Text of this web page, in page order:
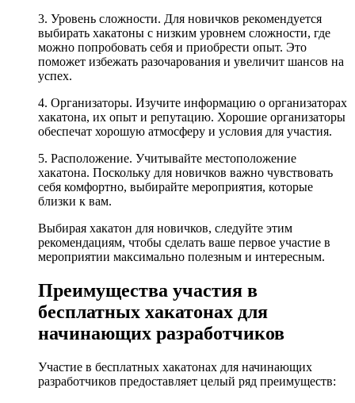
3. Уровень сложности. Для новичков рекомендуется
выбирать хакатоны с низким уровнем сложности, где
можно попробовать себя и приобрести опыт. Это
поможет избежать разочарования и увеличит шансов на
успех.
4. Организаторы. Изучите информацию о организаторах
хакатона, их опыт и репутацию. Хорошие организаторы
обеспечат хорошую атмосферу и условия для участия.
5. Расположение. Учитывайте местоположение
хакатона. Поскольку для новичков важно чувствовать
себя комфортно, выбирайте мероприятия, которые
близки к вам.
Выбирая хакатон для новичков, следуйте этим
рекомендациям, чтобы сделать ваше первое участие в
мероприятии максимально полезным и интересным.
Преимущества участия в
бесплатных хакатонах для
начинающих разработчиков
Участие в бесплатных хакатонах для начинающих
разработчиков предоставляет целый ряд преимуществ: